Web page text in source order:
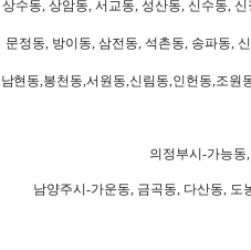
상수동, 상암동, 서교동, 성산동, 신수동,
문정동, 방이동, 삼전동, 석촌동, 송파동,
남현동,봉천동,서원동,신림동,인헌동,조
의정부시-가능동
남양주시-가운동, 금곡동, 다산동, 도